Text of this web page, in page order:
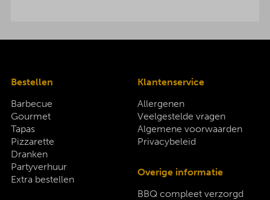
Bestellen
Barbecue
Gourmet
Tapas
Pizzarette
Dranken
Partyverhuur
Extra bestellen
Klantenservice
Allergenen
Veelgestelde vragen
Algemene voorwaarden
Privacybeleid
Overige informatie
BBQ compleet verzorgd